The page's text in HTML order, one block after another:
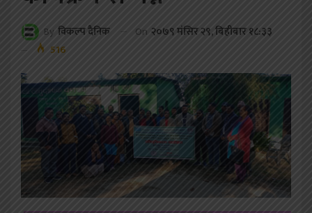
By विकल्प दैनिक On २०७९ मंसिर २९, बिहीबार १८:३३
516